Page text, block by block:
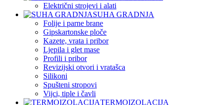
Električni strojevi i alati
SUHA GRADNJA
Folije i parne brane
Gipskartonske ploče
Kazete, vrata i pribor
Ljepila i glet mase
Profili i pribor
Revizijski otvori i vratašca
Silikoni
Spušteni stropovi
Vijci, tiple i čavli
TERMOIZOLACIJA